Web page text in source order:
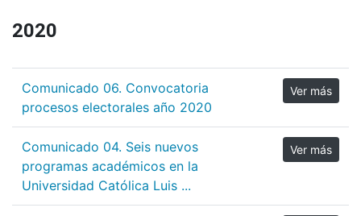
2020
Comunicado 06. Convocatoria
procesos electorales año 2020
Ver más
Comunicado 04. Seis nuevos
programas académicos en la
Universidad Católica Luis ...
Ver más